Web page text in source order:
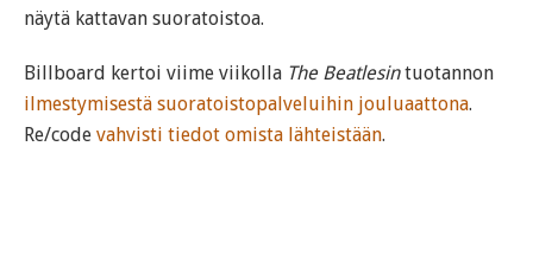
näytä kattavan suoratoistoa.
Billboard kertoi viime viikolla The Beatlesintuotannon
ilmestymisestä suoratoistopalveluihin jouluaattona.
Re/code vahvisti tiedot omista lähteistään.